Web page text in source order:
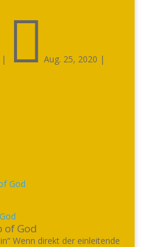
|  Aug. 25, 2020 |
of God
Wenn direkt der einleitende